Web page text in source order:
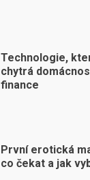
Technologie,
chytrá
finance
První erotická
co čekat a jak